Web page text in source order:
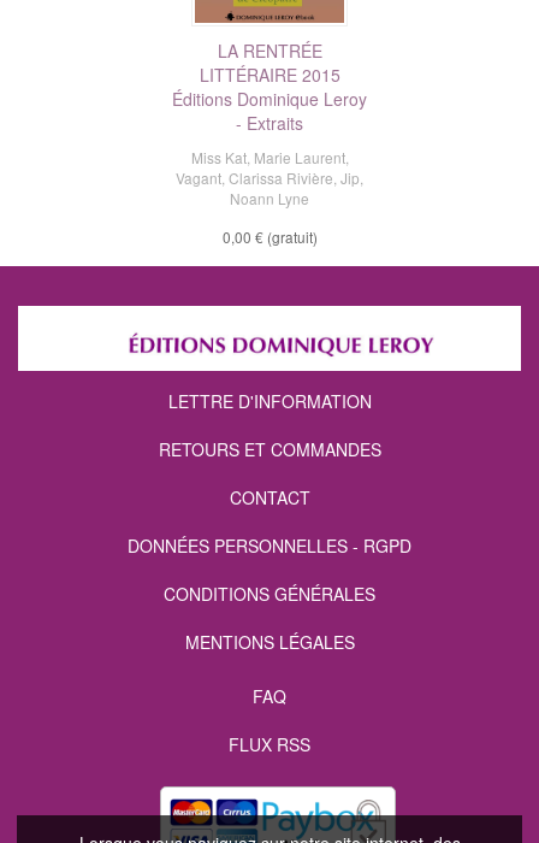
LA RENTRÉE
LITTÉRAIRE 2015
Éditions Dominique Leroy
- Extraits
Miss Kat, Marie Laurent,
Vagant Clarissa Rivière Jip
Noann Lyne
0,00 € (gratuit)
LETTRE D'INFORMATION
RETOURS ET COMMANDES
CONTACT
DONNÉES PERSONNELLES - RGPD
CONDITIONS GÉNÉRALES
MENTIONS LÉGALES
FAQ
FLUX RSS